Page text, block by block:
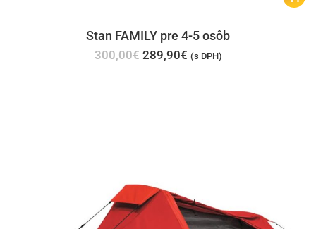
Stan FAMILY pre 4-5 osôb
300,00€ Pôvodná
289,90€Aktuálna
(s DPH)